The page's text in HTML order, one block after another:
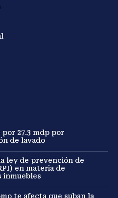
27.3 mdp por
de lavado
ley de prevención de
en materia de
inmuebles
te afecta que suban la